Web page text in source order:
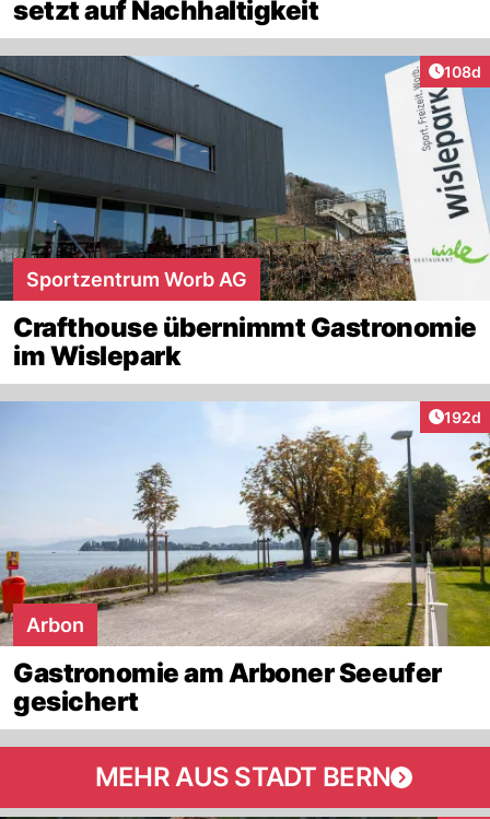
setzt auf Nachhaltigkeit
108d
Sportzentrum Worb AG
Crafthouse übernimmt Gastronomie
im Wislepark
192d
Arbon
Gastronomie am Arboner Seeufer
gesichert
MEHR AUS STADT BERN